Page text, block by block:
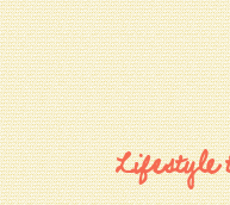
Lifestyle